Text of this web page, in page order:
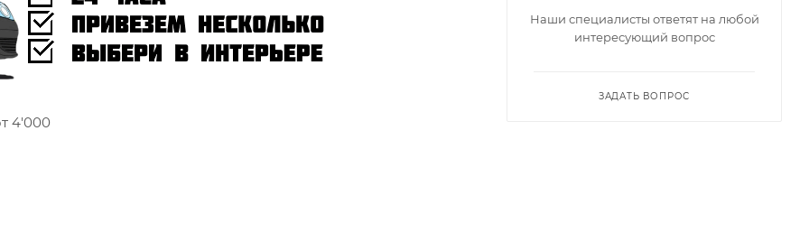
4'000
Наши специалисты ответят на любой
интересующий вопрос
ЗАДАТЬ ВОПРОС